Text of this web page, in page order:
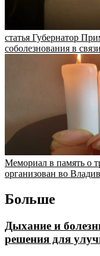
статья Губернатор
соболезнования в
Мемориал в память о
организован во
Больше
Дыхание и
решения для